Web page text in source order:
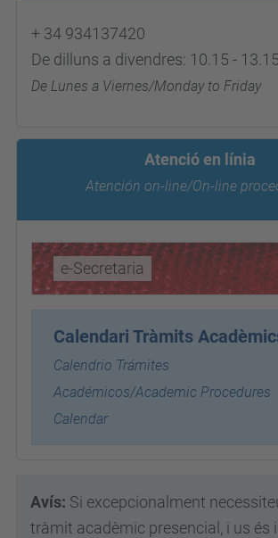
+ 34 934137420
De dilluns a divendres: 10.15 -
De Lunes a Viernes/Monday to Friday
Atenció en línia
Atención on-line/On-line
e-Secretaria
Calendari Tràmits
Calendrio Trámites
Académicos/Academic Procedures
Calendar
Avís: Si excepcionalment
tràmit acadèmic presencial, i us és